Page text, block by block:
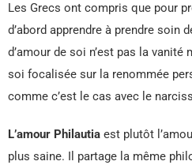
Les Grecs ont compris que pour
d’abord apprendre à prendre soin
d’amour de soi n’est pas la vanité
soi focalisée sur la renommée
comme c’est le cas avec le
L’amour Philautia est plutôt
plus saine. Il partage la même